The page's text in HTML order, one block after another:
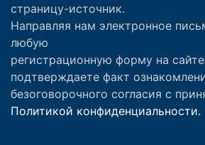
страницу-источник.
Направляя нам электронное
любую
регистрационную форму на
подтверждаете факт
безоговорочного согласия с
Политикой конфиденциальности.